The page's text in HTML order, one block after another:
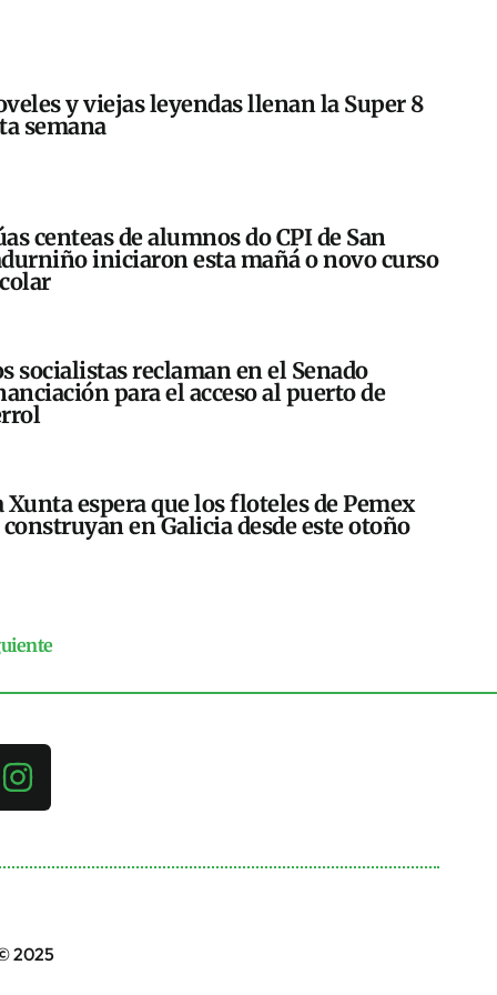
y viejas leyendas llenan la Super 8
semana
centeas de alumnos do CPI de San
iniciaron esta mañá o novo curso
socialistas reclaman en el Senado
para el acceso al puerto de
Xunta espera que los floteles de Pemex
construyan en Galicia desde este otoño
2025